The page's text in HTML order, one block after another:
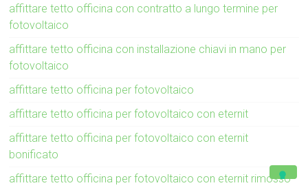
affittare tetto officina con contratto a lungo termine per
fotovoltaico
affittare tetto officina con installazione chiavi in mano per
fotovoltaico
affittare tetto officina per fotovoltaico
affittare tetto officina per fotovoltaico con eternit
affittare tetto officina per fotovoltaico con eternit
bonificato
affittare tetto officina per fotovoltaico con eternit rimosso